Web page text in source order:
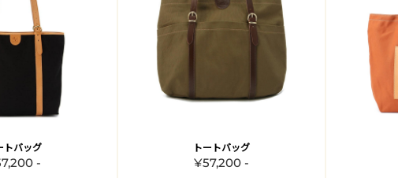
トバッグ
-
トートバッグ
¥57,200 -